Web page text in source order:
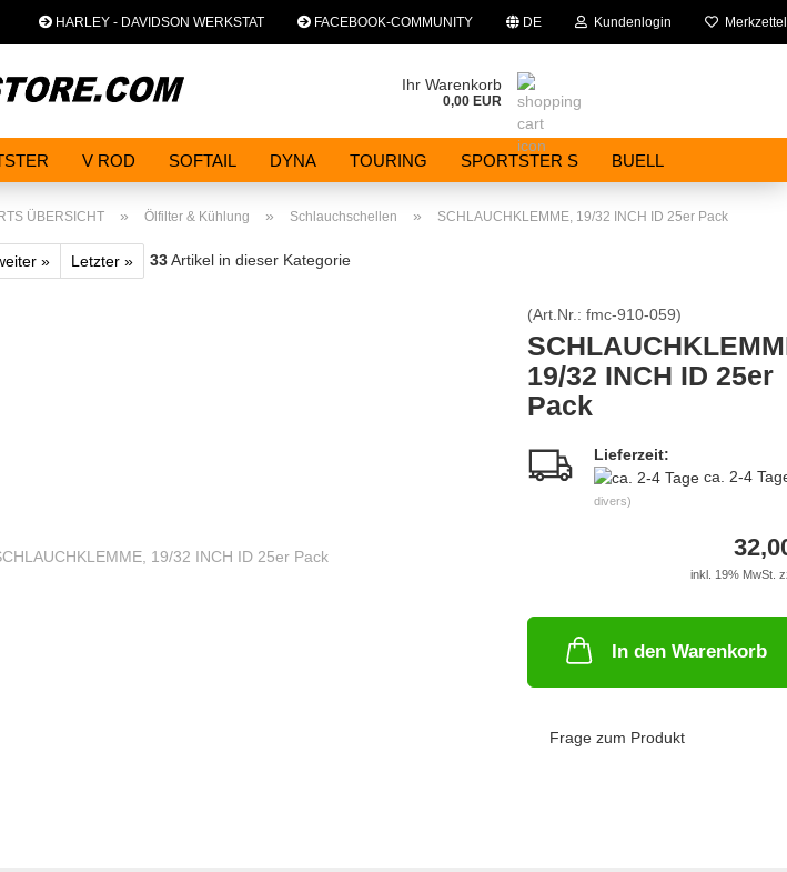
HARLEY - DAVIDSON WERKSTAT FACEBOOK-COMMUNITY DE Kundenlogin Merkzettel
Ihr Warenkorb
0,00 EUR
V ROD SOFTAIL DYNA TOURING SPORTSTER S BUELL
ÜBERSICHT » Ölfilter & Kühlung » Schlauchschellen » SCHLAUCHKLEMME, 19/32 INCH ID 25er Pack
» Letzter » 33Artikel in dieser Kategorie
(Art.Nr.: fmc-910-059)
19/32 INCH ID 25er
Pack
Lieferzeit:
ca. 2-4
divers)
inkl. 19% MwSt.
In den Warenkorb
Frage zum Produkt